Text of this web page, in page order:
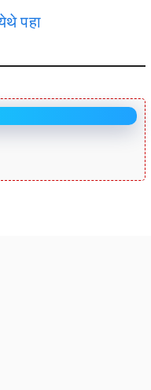
पहा